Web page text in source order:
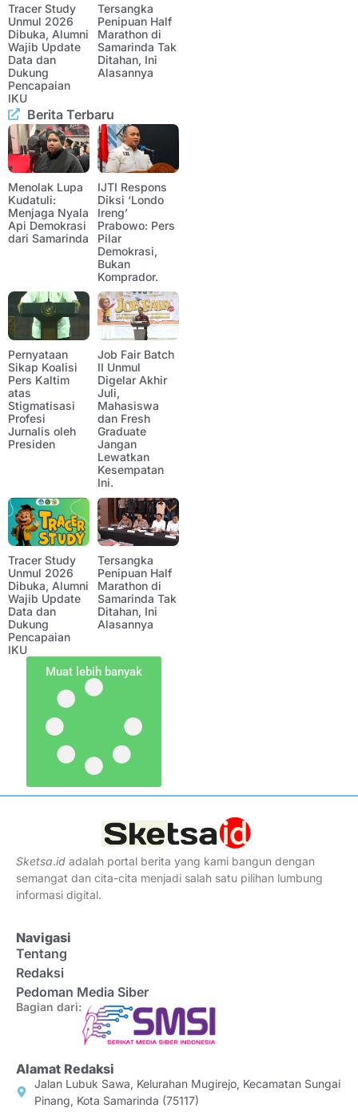
Tracer Study
Unmul 2026
Dibuka, Alumni
Wajib Update
Data dan
Dukung
Pencapaian
IKU
Tersangka
Penipuan Half
Marathon di
Samarinda Tak
Ditahan, Ini
Alasannya
Berita Terbaru
Menolak Lupa
Kudatuli:
Menjaga Nyala
Api Demokrasi
dari Samarinda
IJTI Respons
Diksi ‘Londo
Ireng’
Prabowo: Pers
Pilar
Demokrasi,
Bukan
Komprador.
Pernyataan
Sikap Koalisi
Pers Kaltim
atas
Stigmatisasi
Profesi
Jurnalis oleh
Presiden
Job Fair Batch
II Unmul
Digelar Akhir
Juli,
Mahasiswa
dan Fresh
Graduate
Jangan
Lewatkan
Kesempatan
Ini.
Tracer Study
Unmul 2026
Dibuka, Alumni
Wajib Update
Data dan
Dukung
Pencapaian
IKU
Tersangka
Penipuan Half
Marathon di
Samarinda Tak
Ditahan, Ini
Alasannya
Muat lebih banyak
Sketsa.id adalah portal berita yang kami bangun dengan
semangat dan cita-cita menjadi salah satu pilihan lumbung
informasi digital.
Navigasi
Tentang
Redaksi
Pedoman Media Siber
Bagian dari:
Alamat Redaksi
Jalan Lubuk Sawa, Kelurahan Mugirejo, Kecamatan Sungai
Pinang, Kota Samarinda (75117)